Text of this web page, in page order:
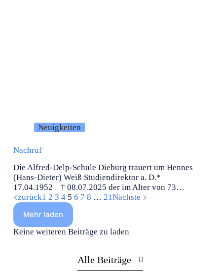
Neuigkeiten
Nachruf
Die Alfred-Delp-Schule Dieburg trauert um Hennes
(Hans-Dieter) Weiß Studiendirektor a. D.*
17.04.1952 † 08.07.2025 der im Alter von 73…
zurück1 2 3 4 5 6 7 8 … 21Nächste
Mehr laden
Keine weiteren Beiträge zu laden
Alle Beiträge